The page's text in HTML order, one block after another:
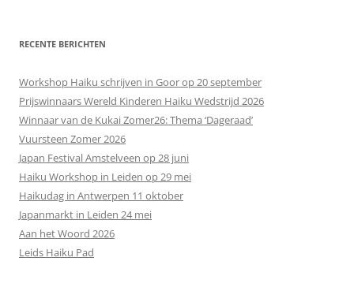
RECENTE BERICHTEN
Workshop Haiku schrijven in Goor op 20 september
Prijswinnaars Wereld Kinderen Haiku Wedstrijd 2026
Winnaar van de Kukai Zomer26: Thema ‘Dageraad’
Vuursteen Zomer 2026
Japan Festival Amstelveen op 28 juni
Haiku Workshop in Leiden op 29 mei
Haikudag in Antwerpen 11 oktober
Japanmarkt in Leiden 24 mei
Aan het Woord 2026
Leids Haiku Pad